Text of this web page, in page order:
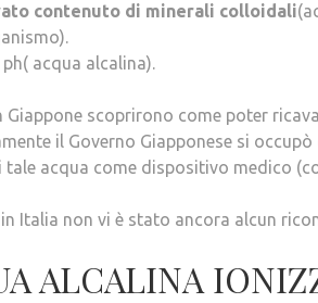
contenuto di minerali colloidali
acqua alcalina).
Giappone scoprirono come poter
il Governo Giapponese si
tale acqua come dispositivo medico
Italia non vi è stato ancora alcun
ALCALINA